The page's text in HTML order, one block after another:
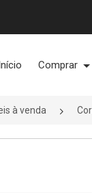
Comprar
à venda